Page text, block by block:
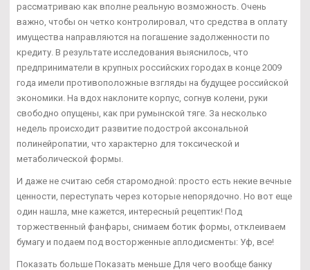
рассматриваю как вполне реальную возможность. Очень
важно, чтобы он четко контролировал, что средства в оплату
имущества направляются на погашение задолженности по
кредиту. В результате исследования выяснилось, что
предприниматели в крупных российских городах в конце 2009
года имели противоположные взгляды на будущее российской
экономики. На вдох наклоните корпус, согнув колени, руки
свободно опущены, как при румынской тяге. За несколько
недель происходит развитие подострой аксональной
полинейропатии, что характерно для токсической и
метаболической формы.
И даже не считаю себя старомодной: просто есть некие вечные
ценности, переступать через которые непорядочно. Но вот еще
один нашла, мне кажется, интересный рецептик! Под
торжественный фанфары, снимаем ботик формы, отклеиваем
бумагу и подаем под восторженные аплодисменты: Уф, все!
Показать больше Показать меньше Для чего вообще банку